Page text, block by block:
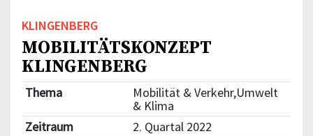
KLINGENBERG
MOBILITÄTSKONZEPT
KLINGENBERG
Thema
Mobilität & Verkehr,Umwelt
& Klima
Zeitraum
2. Quartal 2022